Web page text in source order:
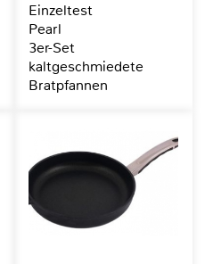
Einzeltest
Pearl
3er-Set
kaltgeschmiedete
Bratpfannen